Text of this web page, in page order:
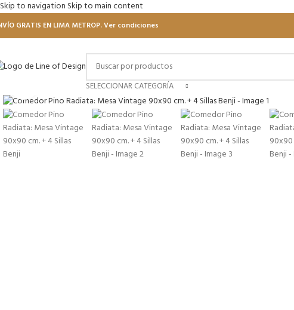
Skip to navigation Skip to main content
GRATIS EN LIMA METROP. Ver condiciones
SELECCIONAR CATEGORÍA
Click to enlarge